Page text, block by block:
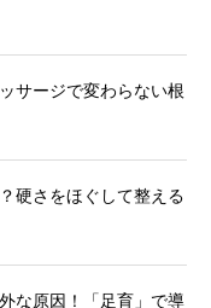
サージで変わらない根
硬さをほぐして整える
な原因！「足育」で導